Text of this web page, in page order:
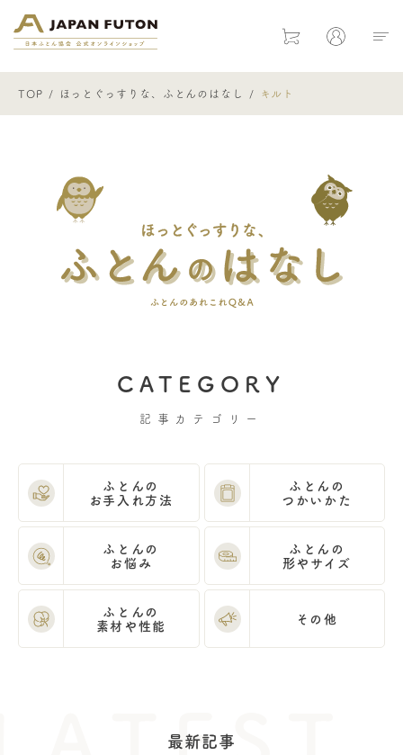
TOP ほっとぐっすりな、ふとんのはなし キルト
CATEGORY
記事カテゴリー
ふとんの
お手入れ方法
ふとんの
つかいかた
ふとんの
お悩み
ふとんの
形やサイズ
ふとんの
素材や性能
その他
最新記事